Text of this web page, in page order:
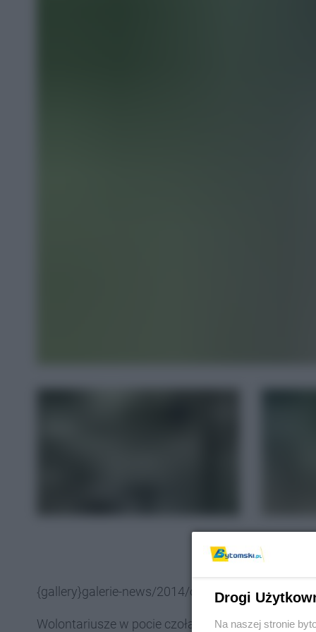
{gallery}galerie-news/2014/odbudowa-torow{/
Wolontariusze w pocie czoła odbudowali
Drogi
Na naszej stronie